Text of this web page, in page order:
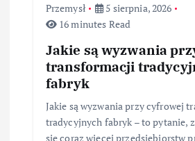
Przemysł
5 sierpnia, 2026
16 minutes Read
Jakie są wyzwania
transformacji
fabryk
Jakie są wyzwania przy cyfrowej
tradycyjnych fabryk – to pytanie,
się coraz więcej przedsiębiorstw